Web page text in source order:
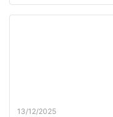
13/12/2025